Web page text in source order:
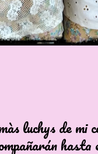
de mi
hasta